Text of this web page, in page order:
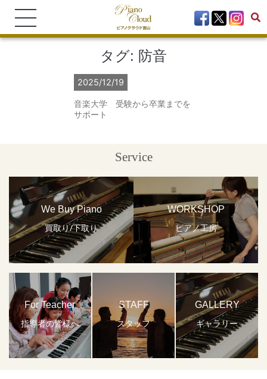
タグ: 防音
2025/12/19
音楽大学 受験から卒業までを
サポート
Service
We Buy Piano
買取り/下取り
WORKSHOP
ピアノ工房
For Teacher
指導者の皆様へ
STAFF
スタッフ
GALLERY
ギャラリー